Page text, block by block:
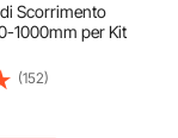
Scorrimento
1000mm per Kit
(152)